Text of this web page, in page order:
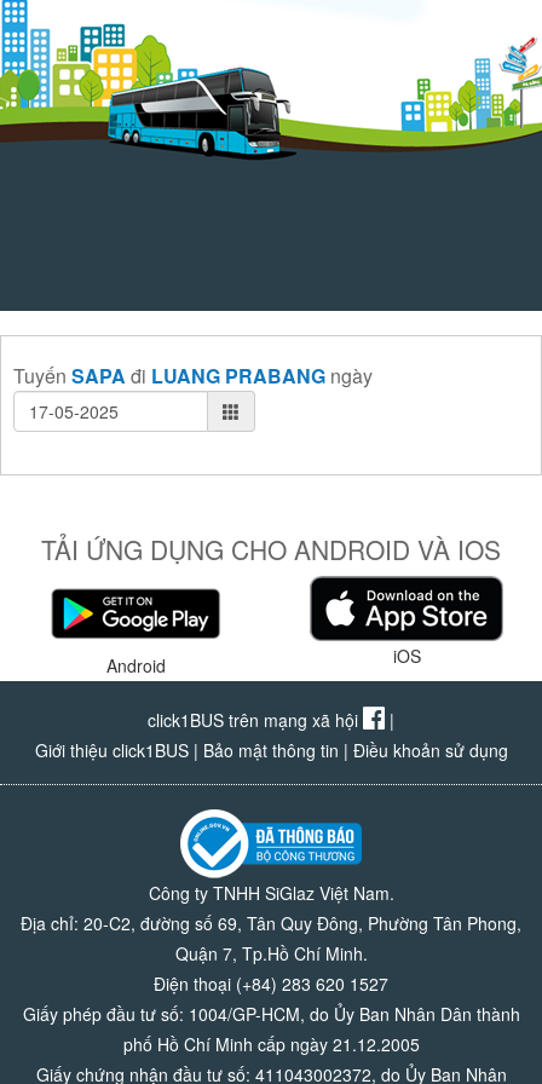
Tuyến SAPA đi LUANG PRABANG ngày
TẢI ỨNG DỤNG CHO ANDROID VÀ IOS
Android iOS
click1BUS trên mạng xã hội
|
Giới thiệu click1BUS| Bảo mật thông tin | Điều khoản sử dụng
Công ty TNHH SiGlaz Việt Nam.
Địa chỉ: 20-C2, đường số 69, Tân Quy Đông, Phường Tân Phong,
Quận 7, Tp.Hồ Chí Minh.
Điện thoại (+84) 283 620 1527
Giấy phép đầu tư số: 1004/GP-HCM, do Ủy Ban Nhân Dân thành
phố Hồ Chí Minh cấp ngày 21.12.2005
Giấy chứng nhận đầu tư số: 411043002372, do Ủy Ban Nhân